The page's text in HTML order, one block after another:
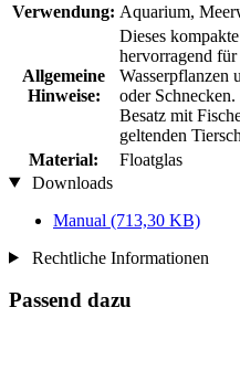
Verwendung: Aquarium,
Allgemeine
Hinweise:
Dieses
hervorragend für
Wasserpflanzen
oder
Besatz mit
geltenden
Material:
Floatglas
Downloads
Manual (713,30 KB)
Rechtliche Informationen
Passend dazu